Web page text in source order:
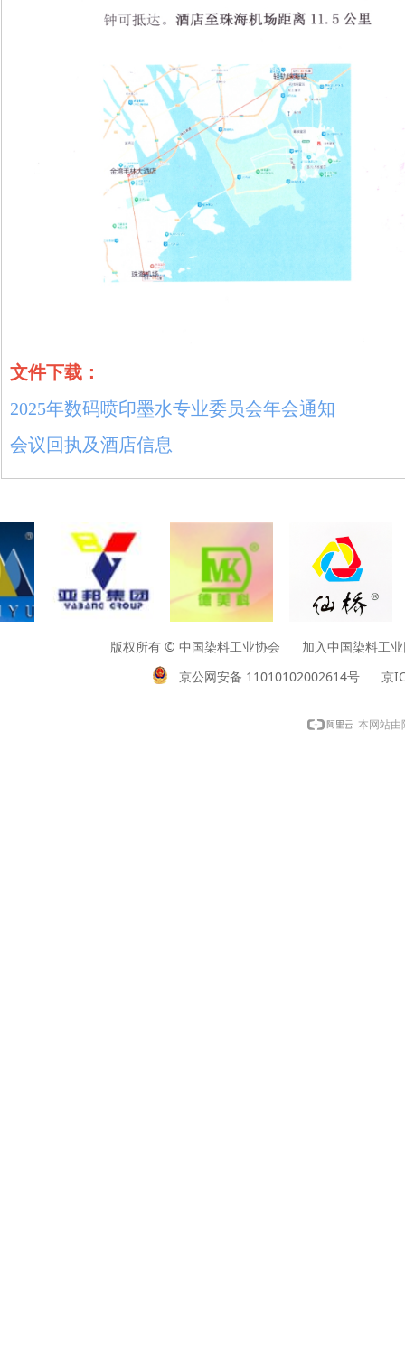
文件下载：
2025年数码喷印墨水专业委员会年会通知
会议回执及酒店信息
版权所有 © 中国染料工业协会 加入中国染料工业
京公网安备 11010102002614号
京
本网站由